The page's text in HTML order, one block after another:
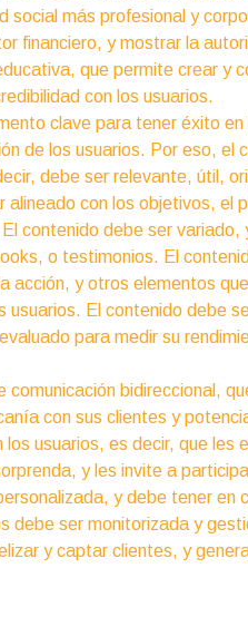
social más profesional y
financiero, y mostrar la
que permite crear y
con los usuarios.
clave para tener éxito en
de los usuarios. Por eso, el
debe ser relevante, útil,
con los objetivos, el
contenido debe ser variado,
o testimonios. El
acción, y otros elementos
usuarios. El contenido debe
para medir su
comunicación bidireccional,
con sus clientes y
usuarios, es decir, que les
y les invite a
y debe tener en
debe ser monitorizada y
y captar clientes, y